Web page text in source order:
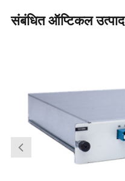
संबंधित ऑप्टिकल उत्पाद